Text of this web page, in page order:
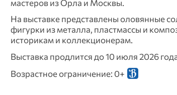
мастеров из Орла и Москвы.
На выставке представлены оловянные
фигурки из металла, пластмассы и
историкам и коллекционерам.
Выставка продлится до 10 июля 2026
Возрастное ограничение: 0+